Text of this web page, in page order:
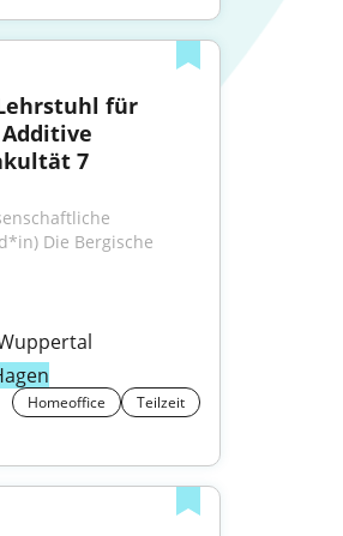
für
7
Die Bergische
Homeoffice Teilzeit